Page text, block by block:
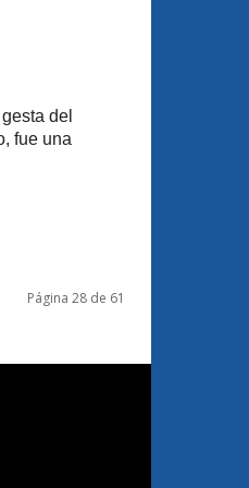
del
fue una
Página 28 de 61